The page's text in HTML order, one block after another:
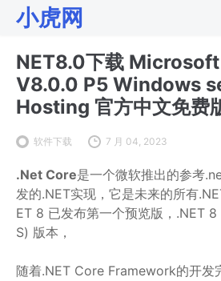
小虎网
NET8.0下载
V8.0.0 P5 Windows
Hosting 官方中文免费
软件下载 7 月 04, 2023
.Net Core是一个微软推出的参考
发的.NET实现，它是未来的所有
ET 8 已发布第一个预览版，.NET
S) 版本，
随着.NET Core Framework的开